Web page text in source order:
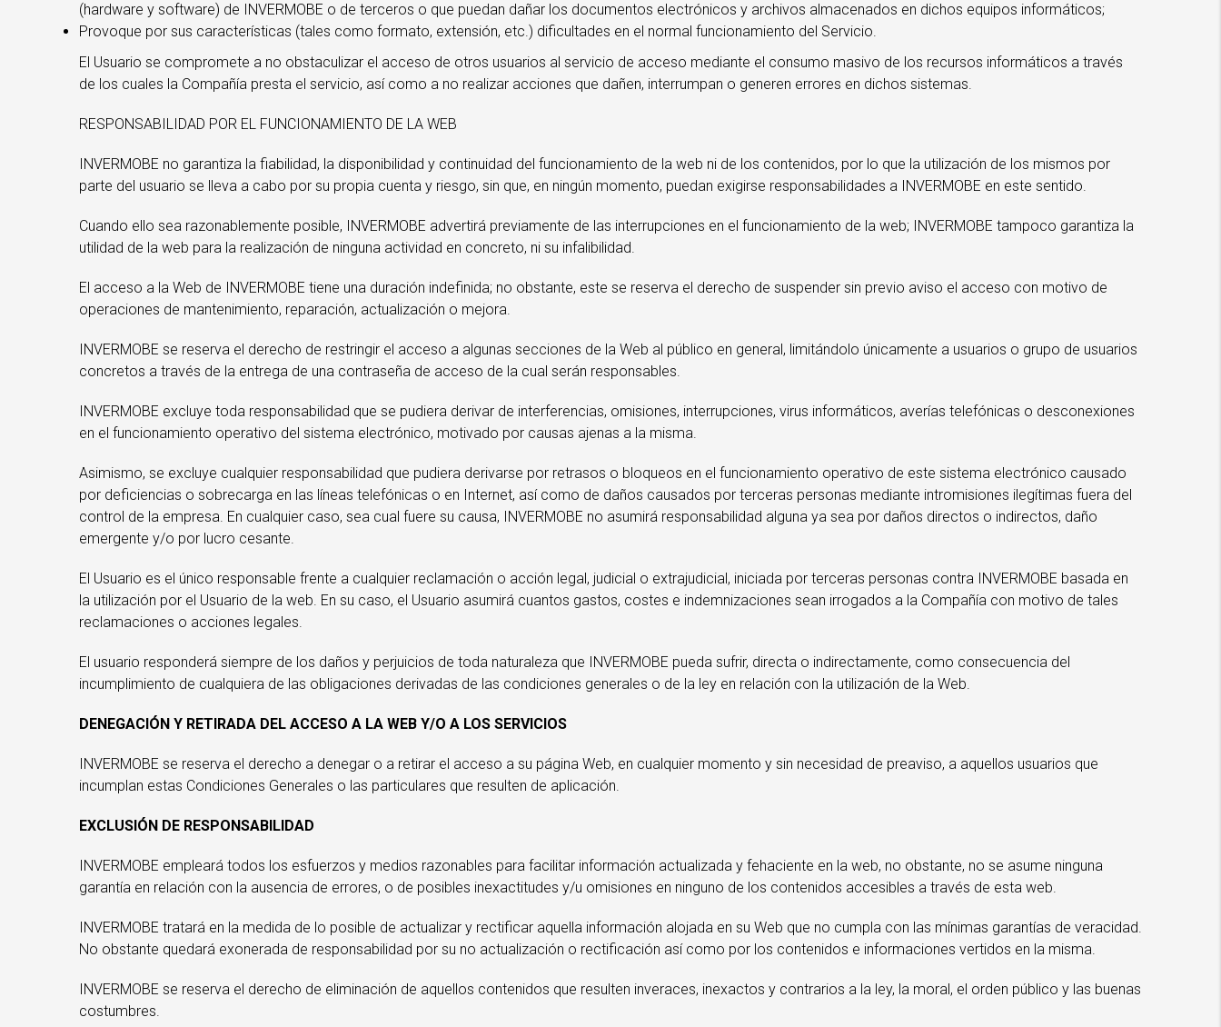
(hardware y software) de INVERMOBE o de terceros o que puedan dañar los documentos electrónicos y archivos almacenados en dichos equipos informáticos;
Provoque por sus características (tales como formato, extensión, etc.) dificultades en el normal funcionamiento del Servicio.
El Usuario se compromete a no obstaculizar el acceso de otros usuarios al servicio de acceso mediante el consumo masivo de los recursos informáticos a través
de los cuales la Compañía presta el servicio, así como a no realizar acciones que dañen, interrumpan o generen errores en dichos sistemas.
RESPONSABILIDAD POR EL FUNCIONAMIENTO DE LA WEB
INVERMOBE no garantiza la fiabilidad, la disponibilidad y continuidad del funcionamiento de la web ni de los contenidos, por lo que la utilización de los mismos por
parte del usuario se lleva a cabo por su propia cuenta y riesgo, sin que, en ningún momento, puedan exigirse responsabilidades a INVERMOBE en este sentido.
Cuando ello sea razonablemente posible, INVERMOBE advertirá previamente de las interrupciones en el funcionamiento de la web; INVERMOBE tampoco garantiza la
utilidad de la web para la realización de ninguna actividad en concreto, ni su infalibilidad.
El acceso a la Web de INVERMOBE tiene una duración indefinida; no obstante, este se reserva el derecho de suspender sin previo aviso el acceso con motivo de
operaciones de mantenimiento, reparación, actualización o mejora.
INVERMOBE se reserva el derecho de restringir el acceso a algunas secciones de la Web al público en general, limitándolo únicamente a usuarios o grupo de usuarios
concretos a través de la entrega de una contraseña de acceso de la cual serán responsables.
INVERMOBE excluye toda responsabilidad que se pudiera derivar de interferencias, omisiones, interrupciones, virus informáticos, averías telefónicas o desconexiones
en el funcionamiento operativo del sistema electrónico, motivado por causas ajenas a la misma.
Asimismo, se excluye cualquier responsabilidad que pudiera derivarse por retrasos o bloqueos en el funcionamiento operativo de este sistema electrónico causado
por deficiencias o sobrecarga en las líneas telefónicas o en Internet, así como de daños causados por terceras personas mediante intromisiones ilegítimas fuera del
control de la empresa. En cualquier caso, sea cual fuere su causa, INVERMOBE no asumirá responsabilidad alguna ya sea por daños directos o indirectos, daño
emergente y/o por lucro cesante.
El Usuario es el único responsable frente a cualquier reclamación o acción legal, judicial o extrajudicial, iniciada por terceras personas contra INVERMOBE basada en
la utilización por el Usuario de la web. En su caso, el Usuario asumirá cuantos gastos, costes e indemnizaciones sean irrogados a la Compañía con motivo de tales
reclamaciones o acciones legales.
El usuario responderá siempre de los daños y perjuicios de toda naturaleza que INVERMOBE pueda sufrir, directa o indirectamente, como consecuencia del
incumplimiento de cualquiera de las obligaciones derivadas de las condiciones generales o de la ley en relación con la utilización de la Web.
DENEGACIÓN Y RETIRADA DEL ACCESO A LA WEB Y/O A LOS SERVICIOS
INVERMOBE se reserva el derecho a denegar o a retirar el acceso a su página Web, en cualquier momento y sin necesidad de preaviso, a aquellos usuarios que
incumplan estas Condiciones Generales o las particulares que resulten de aplicación.
EXCLUSIÓN DE RESPONSABILIDAD
INVERMOBE empleará todos los esfuerzos y medios razonables para facilitar información actualizada y fehaciente en la web, no obstante, no se asume ninguna
garantía en relación con la ausencia de errores, o de posibles inexactitudes y/u omisiones en ninguno de los contenidos accesibles a través de esta web.
INVERMOBE tratará en la medida de lo posible de actualizar y rectificar aquella información alojada en su Web que no cumpla con las mínimas garantías de veracidad.
No obstante quedará exonerada de responsabilidad por su no actualización o rectificación así como por los contenidos e informaciones vertidos en la misma.
INVERMOBE se reserva el derecho de eliminación de aquellos contenidos que resulten inveraces, inexactos y contrarios a la ley, la moral, el orden público y las buenas
costumbres.